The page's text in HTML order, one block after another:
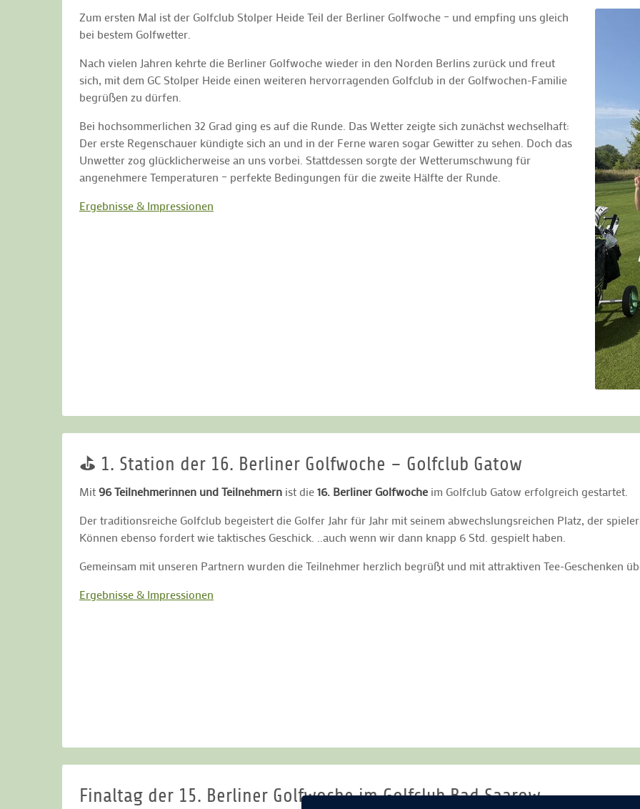
Zum ersten Mal ist der Golfclub Stolper Heide Teil der Berliner Golfwoche – und empfing uns gleich
bei bestem Golfwetter.
Nach vielen Jahren kehrte die Berliner Golfwoche wieder in den Norden Berlins zurück und freut
sich, mit dem GC Stolper Heide einen weiteren hervorragenden Golfclub in der Golfwochen-Familie
begrüßen zu dürfen.
Bei hochsommerlichen 32 Grad ging es auf die Runde. Das Wetter zeigte sich zunächst wechselhaft:
Der erste Regenschauer kündigte sich an und in der Ferne waren sogar Gewitter zu sehen. Doch das
Unwetter zog glücklicherweise an uns vorbei. Stattdessen sorgte der Wetterumschwung für
angenehmere Temperaturen – perfekte Bedingungen für die zweite Hälfte der Runde.
Ergebnisse & Impressionen
⛳ 1. Station der 16. Berliner Golfwoche – Golfclub Gatow
Mit96 Teilnehmerinnen und Teilnehmern ist die16. Berliner Golfwoche im Golfclub Gatow erfolgreich gestartet.
Der traditionsreiche Golfclub begeistert die Golfer Jahr für Jahr mit seinem abwechslungsreichen Platz, der
Können ebenso fordert wie taktisches Geschick. ..auch wenn wir dann knapp 6 Std. gespielt haben.
Gemeinsam mit unseren Partnern wurden die Teilnehmer herzlich begrüßt und mit attraktiven Tee-Geschenken
Ergebnisse & Impressionen
Finaltag der 15. Berliner Golfwoche im Golfclub Bad Saarow